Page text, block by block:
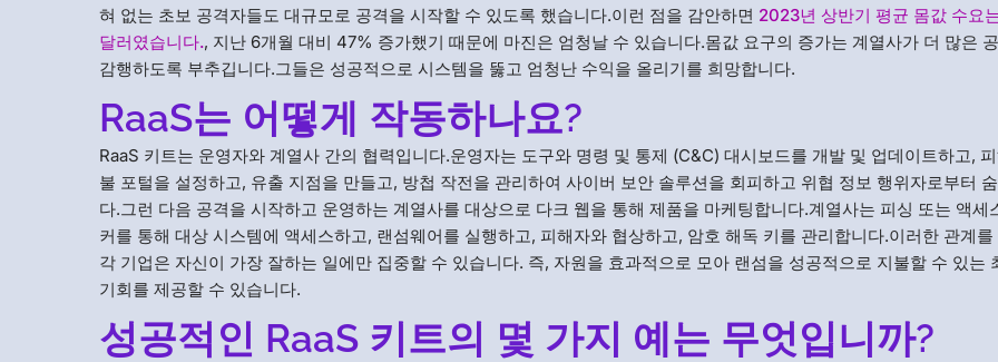
혀 없는 초보 공격자들도 대규모로 공격을 시작할 수 있도록 했습니다.이런 점을 감안하면 2023년 상반기 평균 몸값 수요
달러였습니다., 지난 6개월 대비 47% 증가했기 때문에 마진은 엄청날 수 있습니다.몸값 요구의 증가는 계열사가 더 많은
감행하도록 부추깁니다.그들은 성공적으로 시스템을 뚫고 엄청난 수익을 올리기를 희망합니다.
RaaS는 어떻게 작동하나요?
RaaS 키트는 운영자와 계열사 간의 협력입니다.운영자는 도구와 명령 및 통제 (C&C) 대시보드를 개발 및 업데이트하고,
불 포털을 설정하고, 유출 지점을 만들고, 방첩 작전을 관리하여 사이버 보안 솔루션을 회피하고 위협 정보 행위자로부터
다.그런 다음 공격을 시작하고 운영하는 계열사를 대상으로 다크 웹을 통해 제품을 마케팅합니다.계열사는 피싱 또는 액세
커를 통해 대상 시스템에 액세스하고, 랜섬웨어를 실행하고, 피해자와 협상하고, 암호 해독 키를 관리합니다.이러한 관계를
각 기업은 자신이 가장 잘하는 일에만 집중할 수 있습니다. 즉, 자원을 효과적으로 모아 랜섬을 성공적으로 지불할 수 있는
기회를 제공할 수 있습니다.
성공적인 RaaS 키트의 몇 가지 예는 무엇입니까?